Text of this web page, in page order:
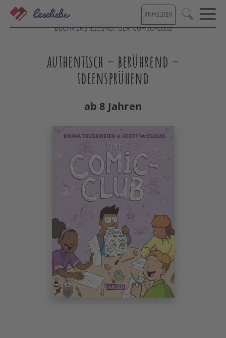
Direkt
zum
Inhalt
ANMELDEN Suche
BUCHVORSTELLUNG: DER COMIC-CLUB
authentisch – berührend –
ideensprühend
ab 8 Jahren